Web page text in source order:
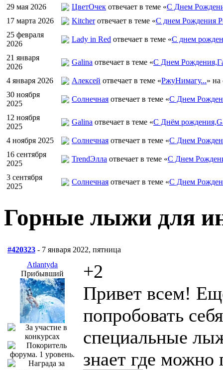
29 мая 2026 ЦветOчек отвечает в теме «С Днем
17 марта 2026
Kitcherотвечает в теме «С днем Рождения
25 февраля
2026
Lady in Red отвечает в теме «С днем
21 января
2026
Galina отвечает в теме «С Днем
4 января 2026 Алексей отвечает в теме «РжуНимагу...» на
30 ноября
2025
Солнечная отвечает в теме «С Днем
12 ноября
2025
Galina отвечает в теме «С Днём
4 ноября 2025 Солнечная отвечает в теме «С Днем
16 сентября
2025
TrendЭлла отвечает в теме «С Днем
3 сентября
2025
Солнечная отвечает в теме «С Днем
Горные лыжи для
#420323 - 7 января 2022, пятница
Atlantyda
Прибывший
+2
Привет всем!
попробовать
специальные
знает где можно